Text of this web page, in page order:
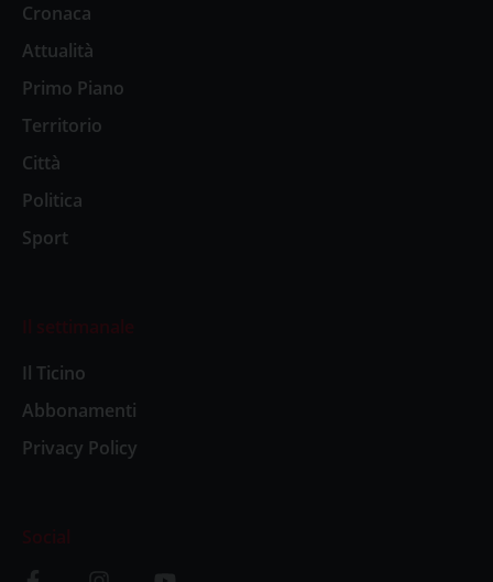
Cronaca
Attualità
Primo Piano
Territorio
Città
Politica
Sport
Il settimanale
Il Ticino
Abbonamenti
Privacy Policy
Social